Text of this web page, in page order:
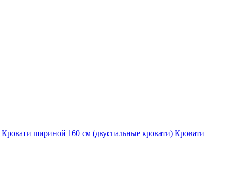
Кровати шириной 160 см (двуспальные кровати) Кровати